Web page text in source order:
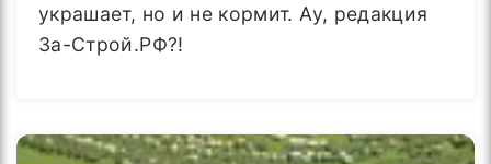
украшает, но и не кормит. Ау, редакция
За-Строй.РФ?!